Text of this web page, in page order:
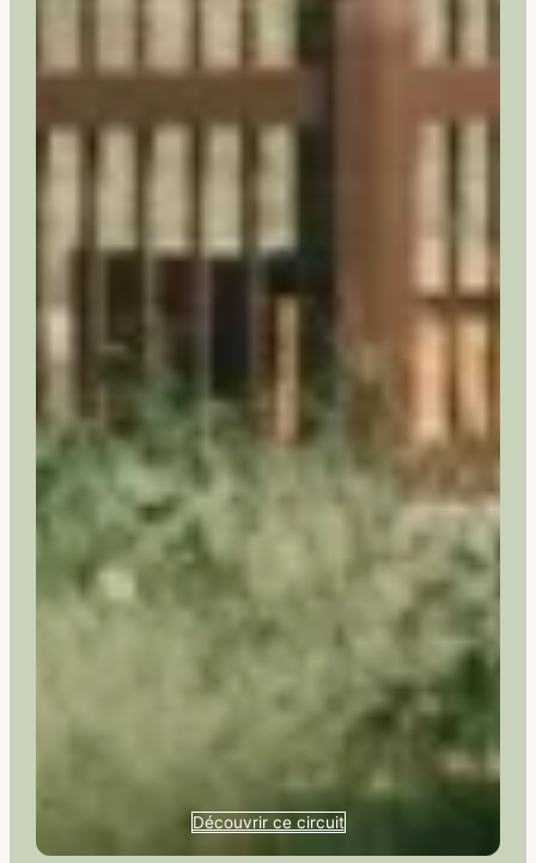
Découvrir ce circuit